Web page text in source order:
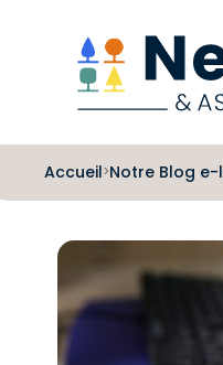
Accueil>Notre Blog